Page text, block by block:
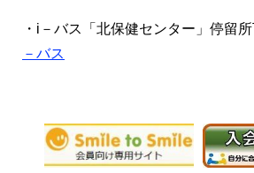
・i－バス「北保健センター」停留
－バス